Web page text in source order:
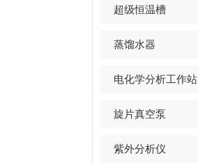
超级恒温槽
蒸馏水器
电化学分析工作站
旋片真空泵
紫外分析仪